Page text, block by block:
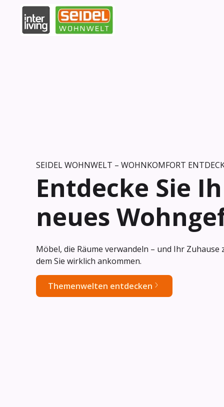
SEIDEL WOHNWELT – WOHNKOMFORT
Entdecke Sie
neues
Möbel, die Räume verwandeln – und Ihr Zuhause
dem Sie wirklich ankommen.
Themenwelten entdecken